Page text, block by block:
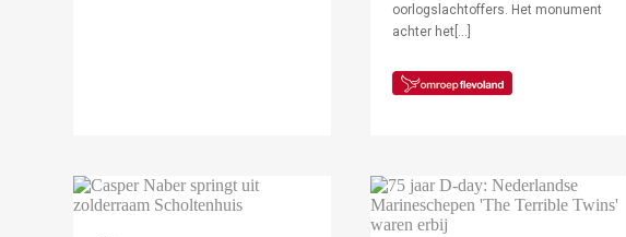
oorlogslachtoffers. Het monument
achter het[…]